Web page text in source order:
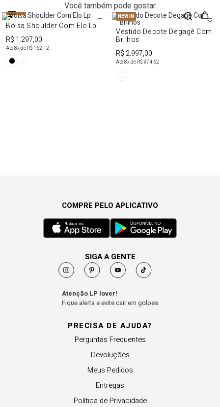
Você também pode gostar
NEW IN
Bolsa Shoulder Com Elo Lp
R$ 1.297,00
Até8x de R$ 162,12
NEW IN
Vestido Decote Degagê Com
Brilhos
R$ 2.997,00
Até8x de R$ 374,62
PRECISA DE AJUDA?
Perguntas Frequentes
Devoluções
Meus Pedidos
Entregas
Política de Privacidade
COMPRE PELO APLICATIVO
SIGA A GENTE
Atenção LP lover!
Fique alerta e evite cair em golpes